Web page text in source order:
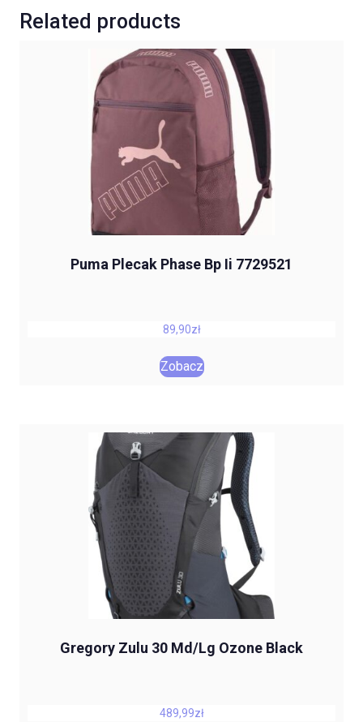
Related products
Puma Plecak Phase Bp Ii 7729521
89,90zł
Zobacz
Gregory Zulu 30 Md/Lg Ozone Black
489,99zł